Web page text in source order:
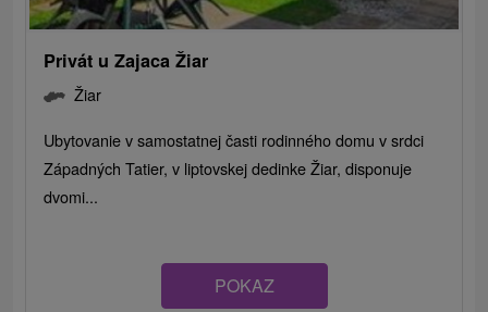
Privát u Zajaca Žiar
Žiar
Ubytovanie v samostatnej časti rodinného domu v srdci
Západných Tatier, v liptovskej dedinke Žiar, disponuje
dvomi...
POKAZ